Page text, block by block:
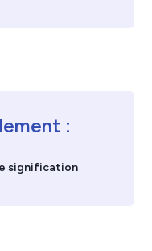
:
signification